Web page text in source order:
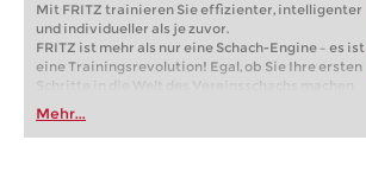
Mit FRITZ trainieren Sie effizienter, intelligenter
und individueller als je zuvor.
FRITZ ist mehr als nur eine Schach-Engine – es ist
eine Trainingsrevolution! Egal, ob Sie Ihre ersten
Schritte in die Welt des Vereinsschachs machen
oder bereits auf Turnierniveau spielen: Mit
FRITZ trainieren Sie effizienter, intelligenter und
individueller als je zuvor.
Mehr...